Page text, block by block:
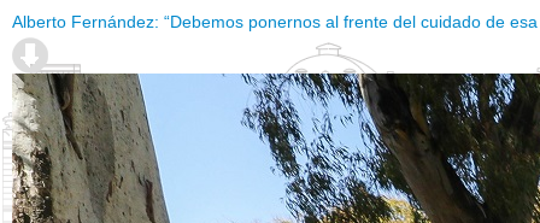
Alberto Fernández: “Debemos ponernos al frente del cuidado de